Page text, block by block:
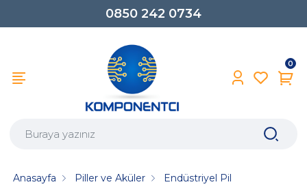
0850 242 0734
0
Anasayfa Piller ve Aküler Endüstriyel Pil